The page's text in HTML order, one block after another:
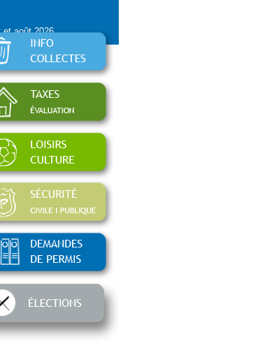
et août 2026